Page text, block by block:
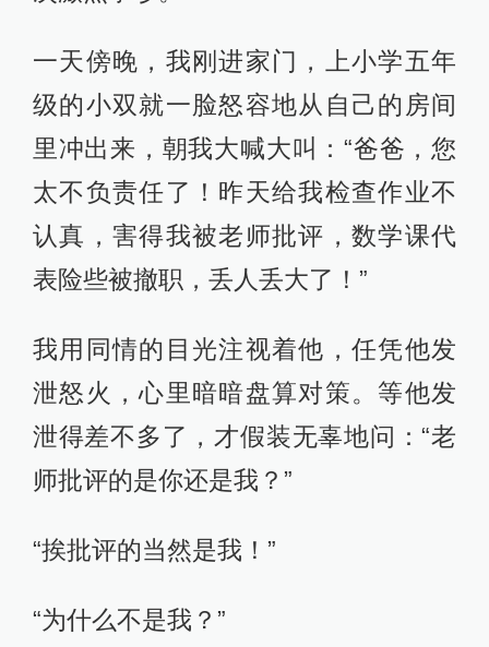
一天傍晚，我刚进家门，上小学五年
级的小双就一脸怒容地从自己的房间
里冲出来，朝我大喊大叫：“爸爸，您
太不负责任了！昨天给我检查作业不
认真，害得我被老师批评，数学课代
表险些被撤职，丢人丢大了！”
我用同情的目光注视着他，任凭他发
泄怒火，心里暗暗盘算对策。等他发
泄得差不多了，才假装无辜地问：“老
师批评的是你还是我？”
“挨批评的当然是我！”
“为什么不是我？”